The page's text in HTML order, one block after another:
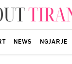
NEWS NGJARJE